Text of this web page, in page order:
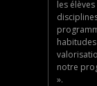
les
notre
».